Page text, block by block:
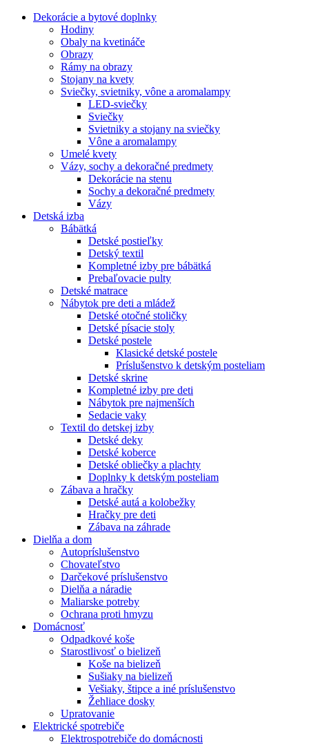
Dekorácie a bytové doplnky
Hodiny
Obaly na kvetináče
Obrazy
Rámy na obrazy
Stojany na kvety
Sviečky, svietniky, vône a aromalampy
LED-sviečky
Sviečky
Svietniky a stojany na sviečky
Vône a aromalampy
Umelé kvety
Vázy, sochy a dekoračné predmety
Dekorácie na stenu
Sochy a dekoračné predmety
Vázy
Detská izba
Bábätká
Detské postieľky
Detský textil
Kompletné izby pre bábätká
Prebaľovacie pulty
Detské matrace
Nábytok pre deti a mládež
Detské otočné stoličky
Detské písacie stoly
Detské postele
Klasické detské postele
Príslušenstvo k detským posteliam
Detské skrine
Kompletné izby pre deti
Nábytok pre najmenších
Sedacie vaky
Textil do detskej izby
Detské deky
Detské koberce
Detské obliečky a plachty
Doplnky k detským posteliam
Zábava a hračky
Detské autá a kolobežky
Hračky pre deti
Zábava na záhrade
Dielňa a dom
Autopríslušenstvo
Chovateľstvo
Darčekové príslušenstvo
Dielňa a náradie
Maliarske potreby
Ochrana proti hmyzu
Domácnosť
Odpadkové koše
Starostlivosť o bielizeň
Koše na bielizeň
Sušiaky na bielizeň
Vešiaky, štipce a iné príslušenstvo
Žehliace dosky
Upratovanie
Elektrické spotrebiče
Elektrospotrebiče do domácnosti